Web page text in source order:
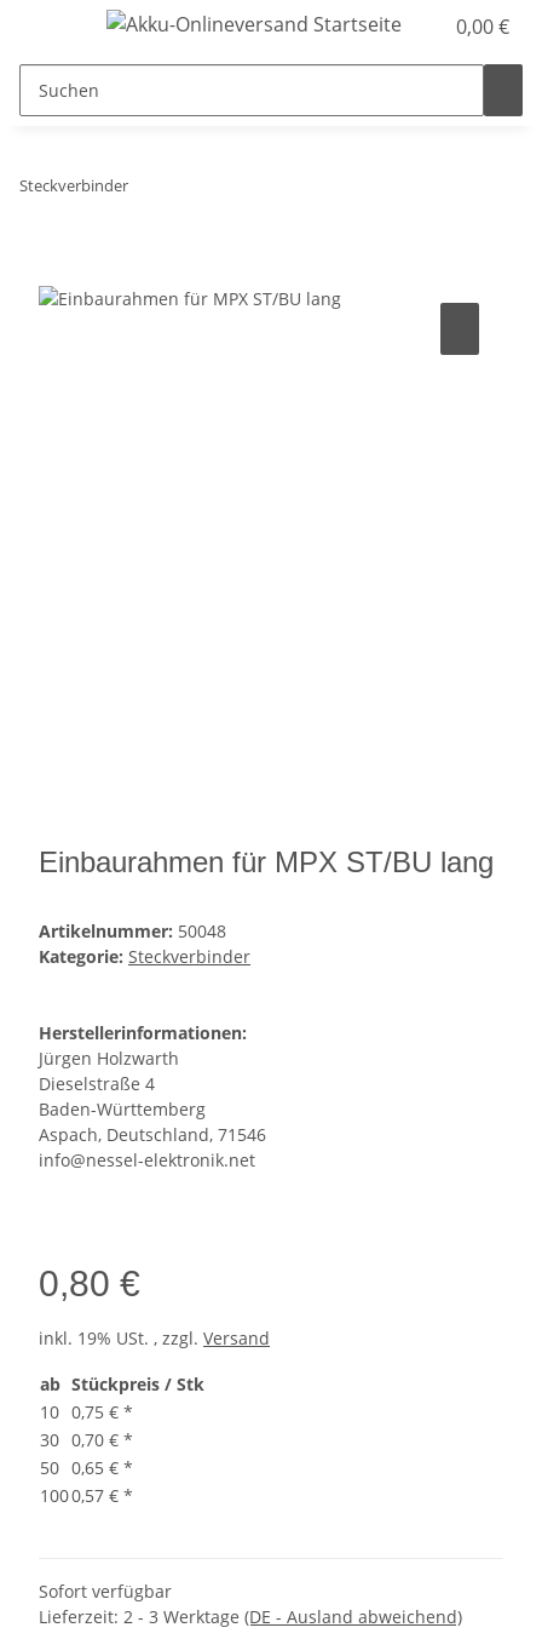
0,00 €
Steckverbinder
Einbaurahmen für MPX ST/BU lang
Artikelnummer: 50048
Kategorie: Steckverbinder
Herstellerinformationen:
Jürgen Holzwarth
Dieselstraße 4
Baden-Württemberg
Aspach, Deutschland, 71546
info@nessel-elektronik.net
0,80 €
inkl. 19% USt. , zzgl. Versand
ab Stückpreis / Stk
10 0,75 € *
30 0,70 € *
50 0,65 € *
1000,57 € *
Sofort verfügbar
Lieferzeit: 2 - 3 Werktage (DE - Ausland abweichend)